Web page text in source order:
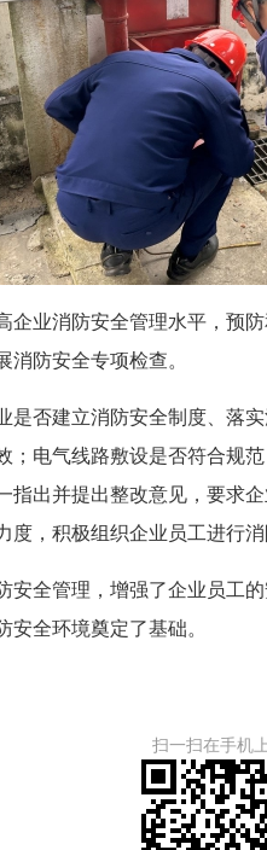
消防安全管理水平，预
防安全专项检查。
建立消防安全制度、落
电气线路敷设是否符合规
指出并提出整改意见，要求
，积极组织企业员工进行
管理，增强了企业员工
全环境奠定了基础。
扫一扫在手机